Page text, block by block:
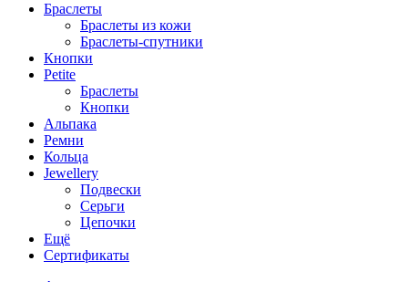
Браслеты
Браслеты из кожи
Браслеты-спутники
Кнопки
Petite
Браслеты
Кнопки
Альпака
Ремни
Кольца
Jewellery
Подвески
Серьги
Цепочки
Ещё
Сертификаты